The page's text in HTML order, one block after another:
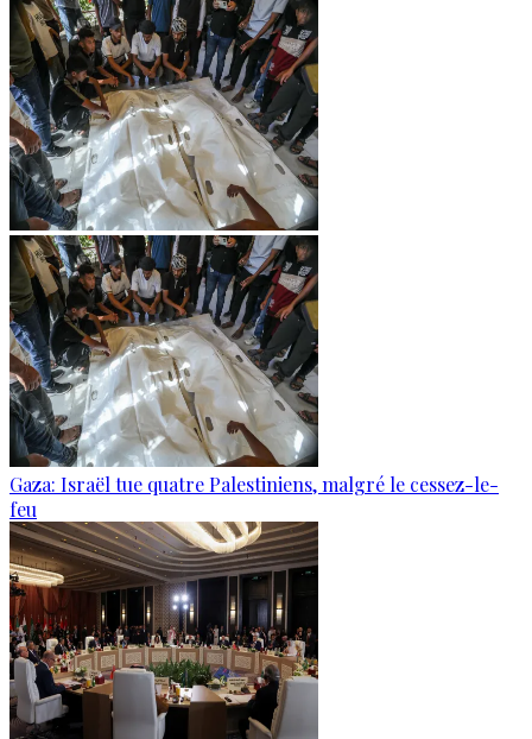
Gaza: Israël tue quatre Palestiniens, malgré le cessez-le-
feu